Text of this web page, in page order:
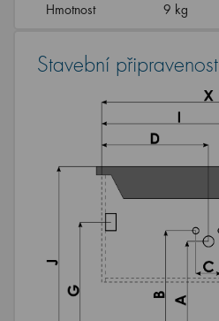
Hmotnost
9 kg
Stavební připravenost